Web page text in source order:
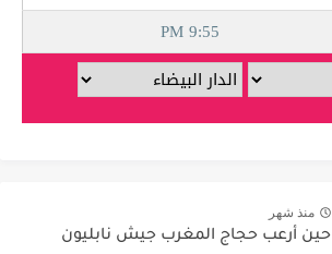
منذ شهر
حين أرعب حجاج المغرب جيش نابليون